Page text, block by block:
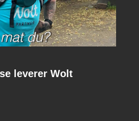
leverer Wolt